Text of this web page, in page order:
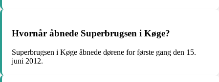
Hvornår åbnede Superbrugsen i Køge?
Superbrugsen i Køge åbnede dørene for første gang den 15.
juni 2012.